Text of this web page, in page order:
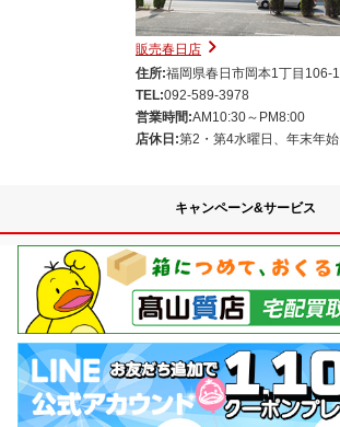
販売春日店
住所:福岡県春日市岡本1丁目106-1
TEL:092-589-3978
営業時間:AM10:30～PM8:00
店休日:第2・第4水曜日、年末年始
キャンペーン&サービス